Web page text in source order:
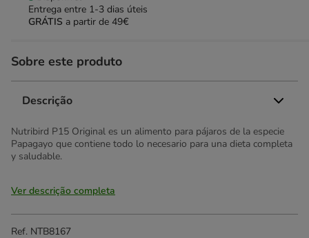
Entrega entre 1-3 dias úteis
GRÁTIS a partir de 49€
Sobre este produto
Descrição
Nutribird P15 Original es un alimento para pájaros de la especie
Papagayo que contiene todo lo necesario para una dieta completa
y saludable.
Ver descrição completa
Ref. NTB8167